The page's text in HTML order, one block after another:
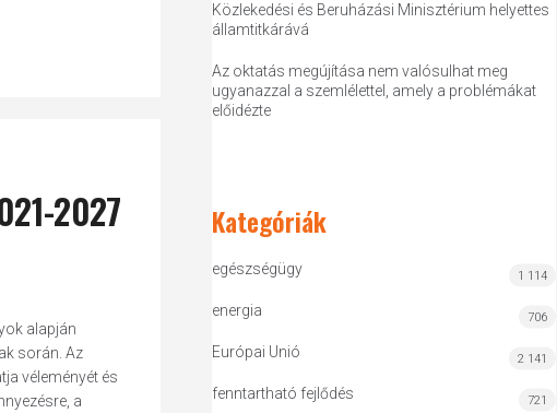
2027
alapján
során. Az
véleményét és
a
Közlekedési és Beruházási Minisztérium helyettes
államtitkárává
Az oktatás megújítása nem valósulhat meg
ugyanazzal a szemlélettel, amely a problémákat
előidézte
Kategóriák
egészségügy 1 114
energia 706
Európai Unió 2 141
fenntartható fejlődés 721